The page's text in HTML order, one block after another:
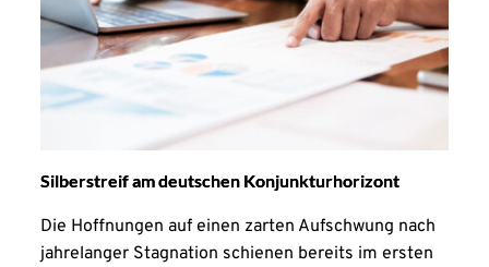
Silberstreif am deutschen Konjunkturhorizont
Die Hoffnungen auf einen zarten Aufschwung nach
jahrelanger Stagnation schienen bereits im ersten